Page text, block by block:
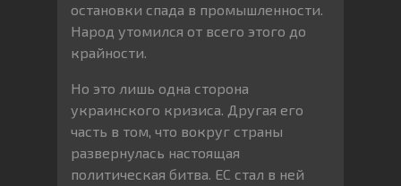
остановки спада в промышленности.
Народ утомился от всего этого до
крайности.
Но это лишь одна сторона
украинского кризиса. Другая его
часть в том, что вокруг страны
развернулась настоящая
политическая битва. ЕС стал в ней